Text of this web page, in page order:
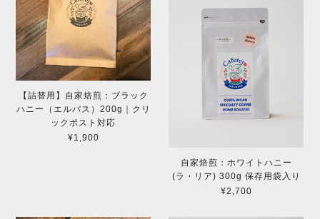
【詰替用】自家焙煎：ブラック
ハニー（エルバス）200g｜クリ
ックポスト対応
¥1,900
自家焙煎：ホワイトハニー
(ラ・リア) 300g 保存用袋入り
¥2,700